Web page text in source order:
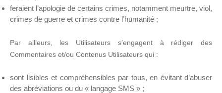
feraient l’apologie de certains crimes, notamment meurtre, viol,
crimes de guerre et crimes contre l’humanité ;
Par ailleurs, les Utilisateurs s’engagent à rédiger des
Commentaires et/ou Contenus Utilisateurs qui :
sont lisibles et compréhensibles par tous, en évitant d’abuser
des abréviations ou du « langage SMS » ;